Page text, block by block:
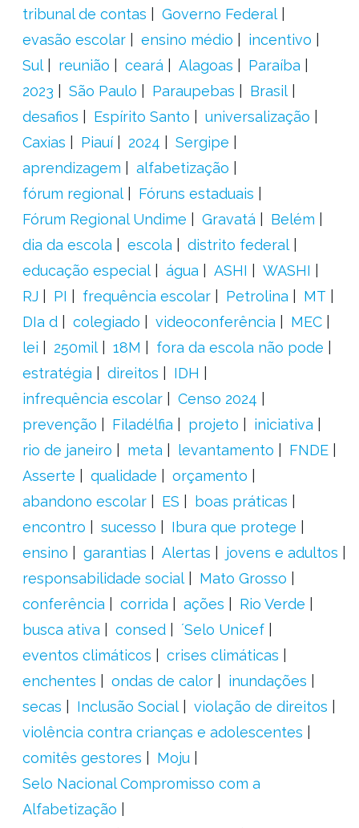
tribunal de contas
Governo Federal
evasão escolar
ensino médio
incentivo
Sul
reunião ceará Alagoas
Paraíba
2023
São Paulo Paraupebas
Brasil
desafios
Espírito Santo
universalização
Caxias
Piauí 2024
Sergipe
aprendizagem
alfabetização
fórum regional
Fóruns estaduais
Fórum Regional Undime
Gravatá
Belém
dia da escola
escola
distrito federal
educação especial
água ASHI
WASHI
RJ
PI frequência escolar Petrolina
MT
DIa d
colegiado videoconferência
MEC
lei
250mil 18M
fora da escola não pode
estratégia
direitos
IDH
infrequência escolar
Censo 2024
prevenção
Filadélfia projeto
iniciativa
rio de janeiro
meta levantamento
FNDE
Asserte
qualidade
orçamento
abandono escolar
ES
boas práticas
encontro
sucesso
Ibura que protege
ensino
garantias Alertas
jovens e adultos
responsabilidade social
Mato Grosso
conferência
corrida ações
Rio Verde
busca ativa
consed
´Selo Unicef
eventos climáticos
crises climáticas
enchentes
ondas de calor
inundações
secas
Inclusão Social
violação de direitos
violência contra crianças e adolescentes
comitês gestores
Moju
Selo Nacional Compromisso com a
Alfabetização